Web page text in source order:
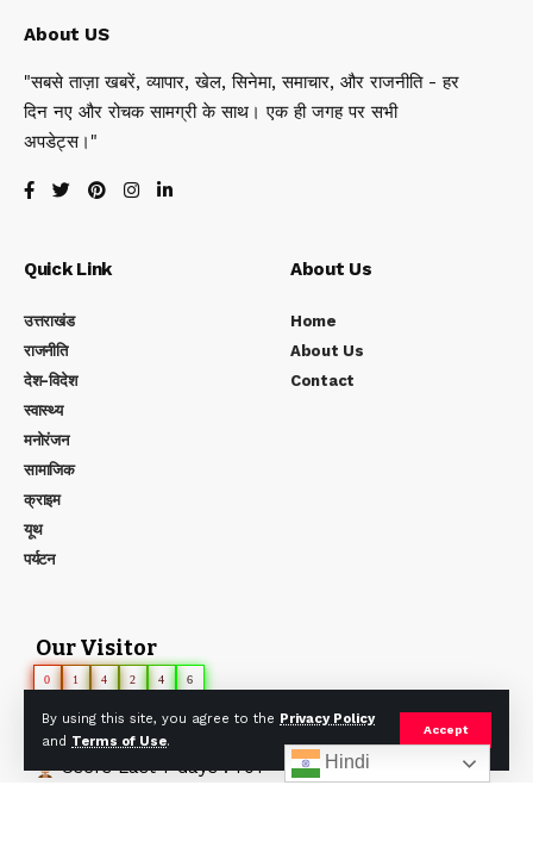
By using this site, you agree to the Privacy Policy
and Terms of Use.
Accept
About US
"सबसे ताज़ा खबरें, व्यापार, खेल, सिनेमा, समाचार, और राजनीति - हर
दिन नए और रोचक सामग्री के साथ। एक ही जगह पर सभी
अपडेट्स।"
Quick Link
उत्तराखंड
राजनीति
देश-विदेश
स्वास्थ्य
मनोरंजन
सामाजिक
क्राइम
यूथ
पर्यटन
About Us
Home
About Us
Contact
Our Visitor
0 1 4 2 4 6
Users Today : 20
Users Yesterday : 115
Users Last 7 days : 707
Hindi